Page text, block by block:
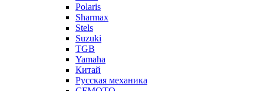
Polaris
Sharmax
Stels
Suzuki
TGB
Yamaha
Китай
Русская механика